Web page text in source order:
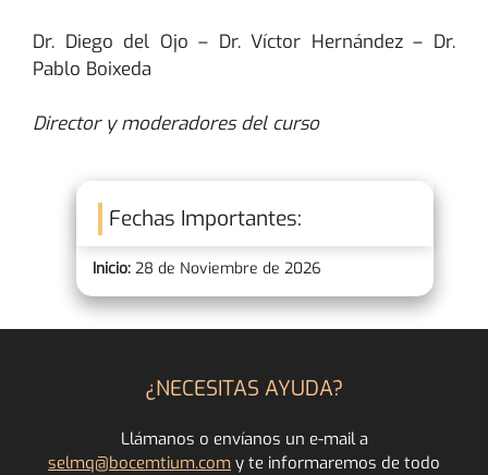
Dr. Diego del Ojo – Dr. Víctor Hernández – Dr.
Pablo Boixeda
Director y moderadores del curso
Fechas Importantes:
Inicio: 28 de Noviembre de 2026
¿NECESITAS AYUDA?
Llámanos o envíanos un e-mail a
selmq@bocemtium.com y te informaremos de todo